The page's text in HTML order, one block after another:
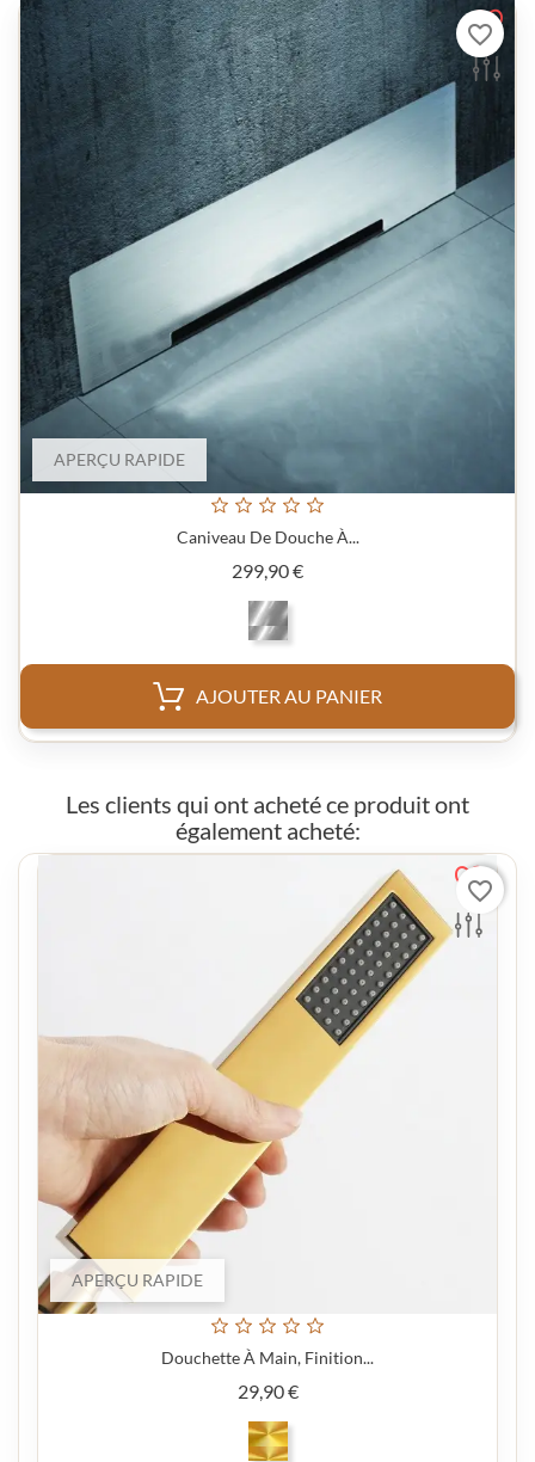
APERÇU RAPIDE
Caniveau De Douche À...
299,90 €Prix
AJOUTER AU PANIER
favorite_border
Les clients qui ont acheté ce produit ont
également acheté:
APERÇU RAPIDE
Douchette À Main, Finition...
29,90 €Prix
favorite_border